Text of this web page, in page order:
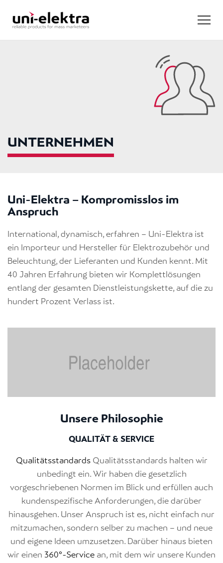
UNTERNEHMEN
Uni-Elektra – Kompromisslos im
Anspruch
International, dynamisch, erfahren – Uni-Elektra ist
ein Importeur und Hersteller für Elektrozubehör und
Beleuchtung, der Lieferanten und Kunden kennt. Mit
40 Jahren Erfahrung bieten wir Komplettlösungen
entlang der gesamten Dienstleistungskette, auf die zu
hundert Prozent Verlass ist.
Unsere Philosophie
QUALITÄT & SERVICE
QualitätsstandardsQualitätsstandards halten wir
unbedingt ein. Wir haben die gesetzlich
vorgeschriebenen Normen im Blick und erfüllen auch
kundenspezifische Anforderungen, die darüber
hinausgehen. Unser Anspruch ist es, nicht einfach nur
mitzumachen, sondern selber zu machen – und neue
und eigene Ideen umzusetzen. Darüber hinaus bieten
wir einen 360°-Service an, mit dem wir unsere Kunden